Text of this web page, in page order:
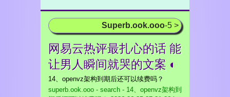
Superb.ook.ooo-5 >
网易云热评最扎心的话 能
让男人瞬间就哭的文案 ◐
14、openvz架构到期后还可以续费吗？
superb.ook.ooo - search - 14、openvz架构到